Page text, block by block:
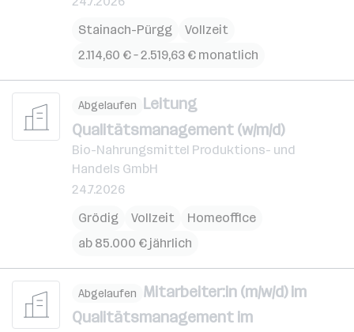
Stainach-Pürgg
Vollzeit
2.114,60 € – 2.519,63 € monatlich
Abgelaufen Leitung
Qualitätsmanagement (w/m/d)
Bio-Nahrungsmittel Produktions- und
Handels GmbH
24.7.2026
Grödig
Vollzeit
Homeoffice
ab 85.000 € jährlich
Abgelaufen Mitarbeiter:in (m/w/d) im
Qualitätsmanagement im